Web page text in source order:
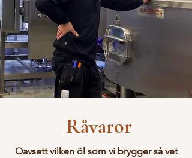
Råvaror
Oavsett vilken öl som vi brygger så vet